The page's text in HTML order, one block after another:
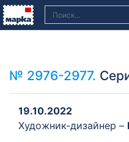
№ 2976-2977.
19.10.2022
Художник-дизайнер –